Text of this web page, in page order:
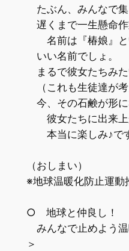
たぶん、みんなで
遅くまで一生懸命作
名前は『椿娘』と
いい名前でしょ。
まるで彼女たちみた
（これも生徒達が考
今、その石鹸が形に
彼女たちに出来上
本当に楽しみ♪です
（おしまい）
※地球温暖化防止運動
○ 地球と仲良し！
みんなで止
＞